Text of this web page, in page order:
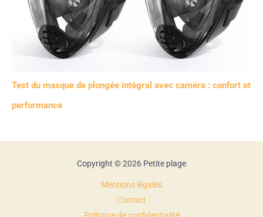
Test du masque de plongée intégral avec caméra : confort et
performance
Copyright © 2026 Petite plage
Mentions légales
Contact